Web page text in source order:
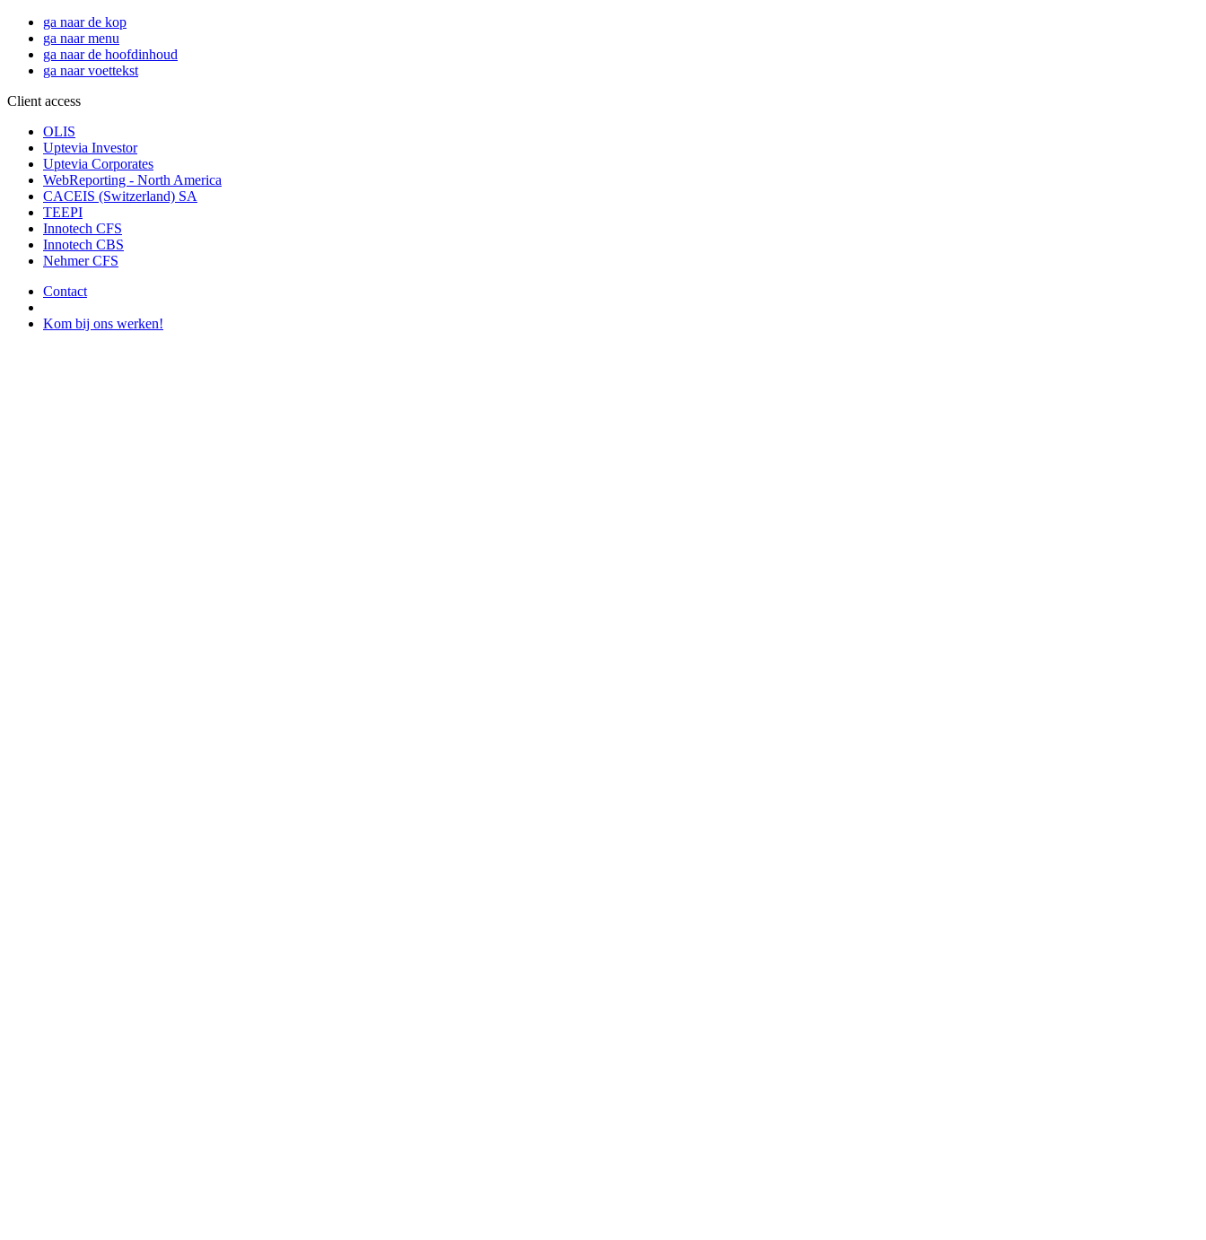
ga naar de kop
ga naar menu
ga naar de hoofdinhoud
ga naar voettekst
Client access
OLIS
Uptevia Investor
Uptevia Corporates
WebReporting - North America
CACEIS (Switzerland) SA
TEEPI
Innotech CFS
Innotech CBS
Nehmer CFS
Contact
Kom bij ons werken!